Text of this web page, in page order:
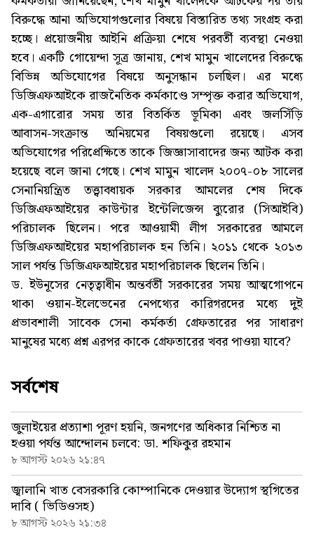
বিরুদ্ধে আনা অভিযোগগুলোর বিষয়ে বিস্তারিত তথ্য সংগ্রহ করা
হচ্ছে। প্রয়োজনীয় আইনি প্রক্রিয়া শেষে পরবর্তী ব্যবস্থা নেওয়া
হবে। একটি গোয়েন্দা সূত্র জানায়, শেখ মামুন খালেদের বিরুদ্ধে
বিভিন্ন অভিযোগের বিষয়ে অনুসন্ধান চলছিল। এর মধ্যে
ডিজিএফআইকে রাজনৈতিক কর্মকাণ্ডে সম্পৃক্ত করার অভিযোগ,
এক-এগারোর সময় তার বিতর্কিত ভূমিকা এবং জলসিঁড়ি
আবাসন-সংক্রান্ত অনিয়মের বিষয়গুলো রয়েছে। এসব
অভিযোগের পরিপ্রেক্ষিতে তাকে জিজ্ঞাসাবাদের জন্য আটক করা
হয়েছে বলে জানা গেছে। শেখ মামুন খালেদ ২০০৭-০৮ সালের
সেনানিয়ন্ত্রিত তত্ত্বাবধায়ক সরকার আমলের শেষ দিকে
ডিজিএফআইয়ের কাউন্টার ইন্টেলিজেন্স ব্যুরোর (সিআইবি)
পরিচালক ছিলেন। পরে আওয়ামী লীগ সরকারের আমলে
ডিজিএফআইয়ের মহাপরিচালক হন তিনি। ২০১১ থেকে ২০১৩
সাল পর্যন্ত ডিজিএফআইয়ের মহাপরিচালক ছিলেন তিনি।
ড. ইউনূসের নেতৃত্বাধীন অন্তর্বর্তী সরকারের সময় আত্মগোপনে
থাকা ওয়ান-ইলেভেনের নেপথ্যের কারিগরদের মধ্যে দুই
প্রভাবশালী সাবেক সেনা কর্মকর্তা গ্রেফতারের পর সাধারণ
মানুষের মধ্যে প্রশ্ন এরপর কাকে গ্রেফতারের খবর পাওয়া যাবে?
সর্বশেষ
জুলাইয়ের প্রত্যাশা পূরণ হয়নি, জনগণের অধিকার নিশ্চিত না
হওয়া পর্যন্ত আন্দোলন চলবে: ডা. শফিকুর রহমান
৮ আগস্ট ২০২৬ ২১:৪৭
জ্বালানি খাত বেসরকারি কোম্পানিকে দেওয়ার উদ্যোগ স্থগিতের
দাবি ( ভিডিওসহ)
৮ আগস্ট ২০২৬ ২১:৩৪